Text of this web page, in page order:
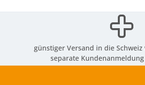
günstiger Versand in die Schweiz
separate